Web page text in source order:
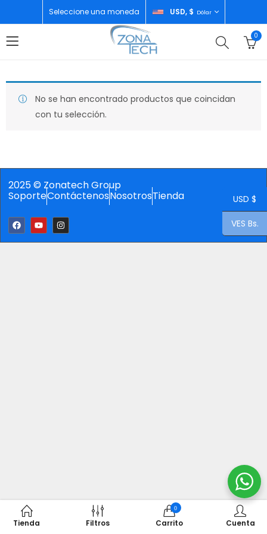
Seleccione una moneda USD, $ Dólar
0
No se han encontrado productos que coincidan
con tu selección.
2025 © Zonatech Group
SoporteContáctenosNosotrosTienda
Tienda Filtros
0
Carrito Cuenta
USD $
VES Bs.